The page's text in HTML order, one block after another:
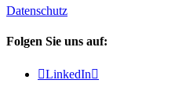
Datenschutz
Folgen Sie uns auf:
LinkedIn